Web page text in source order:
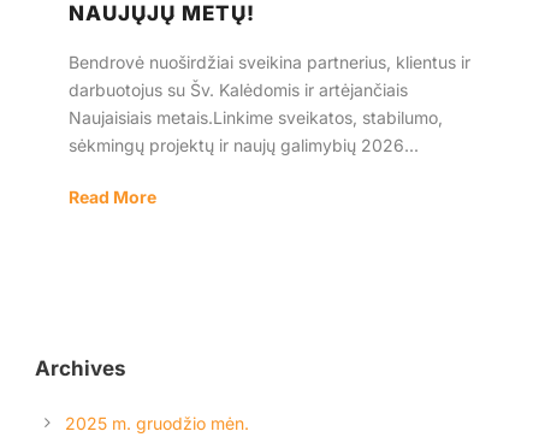
NAUJŲJŲ METŲ!
Bendrovė nuoširdžiai sveikina partnerius, klientus ir
darbuotojus su Šv. Kalėdomis ir artėjančiais
Naujaisiais metais.Linkime sveikatos, stabilumo,
sėkmingų projektų ir naujų galimybių 2026...
Read More
Archives
2025 m. gruodžio mėn.